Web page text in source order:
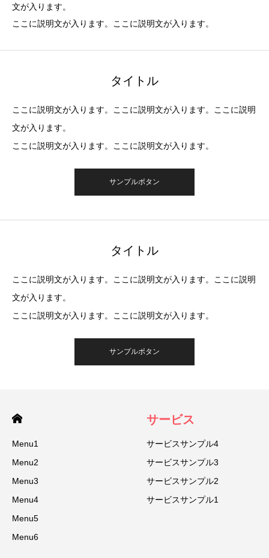
文が入ります。
ここに説明文が入ります。ここに説明文が入ります。
タイトル
ここに説明文が入ります。ここに説明文が入ります。ここに説明
文が入ります。
ここに説明文が入ります。ここに説明文が入ります。
サンプルボタン
タイトル
ここに説明文が入ります。ここに説明文が入ります。ここに説明
文が入ります。
ここに説明文が入ります。ここに説明文が入ります。
サンプルボタン
Menu1
Menu2
Menu3
Menu4
Menu5
Menu6
サービス
サービスサンプル4
サービスサンプル3
サービスサンプル2
サービスサンプル1